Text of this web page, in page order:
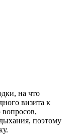
на что
визита к
вопросов,
поэтому